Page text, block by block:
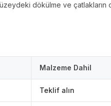
dökülme ve çatlakların
Malzeme Dahil
Teklif alın